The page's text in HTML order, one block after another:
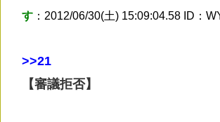
す ：2012/06/30(土) 15:09:04.58 ID：
>>21
【審議拒否】